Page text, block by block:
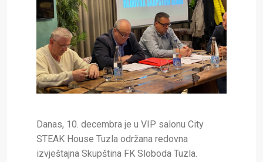
Danas, 10. decembra je u VIP salonu City
STEAK House Tuzla održana redovna
izvještajna Skupština FK Sloboda Tuzla.